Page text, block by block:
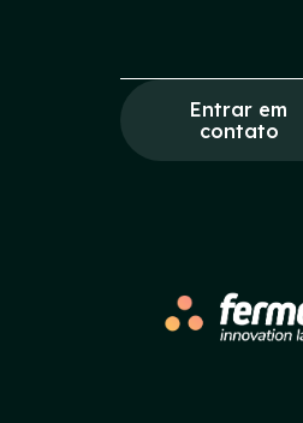
Entrar em
contato